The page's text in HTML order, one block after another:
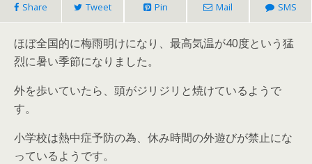
Share Tweet Pin Mail SMS
ほぼ全国的に梅雨明けになり、最高気温が40度という猛
烈に暑い季節になりました。
外を歩いていたら、頭がジリジリと焼けているようで
す。
小学校は熱中症予防の為、休み時間の外遊びが禁止にな
っているようです。